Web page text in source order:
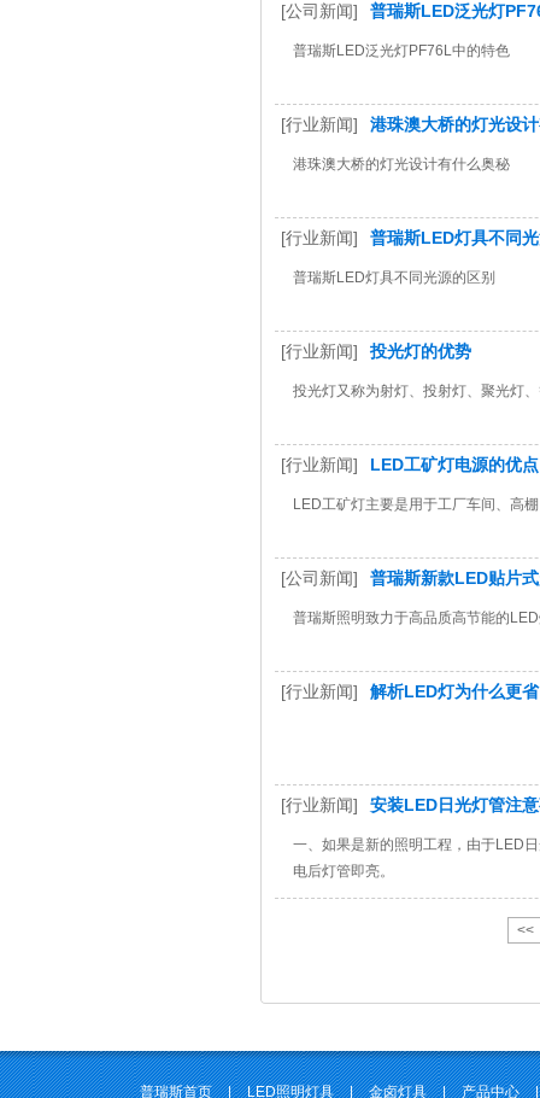
[公司新闻] 普瑞斯LED泛光灯
普瑞斯LED泛光灯PF76L中的特色
[行业新闻] 港珠澳大桥的灯光设
港珠澳大桥的灯光设计有什么奥秘
[行业新闻] 普瑞斯LED灯具不同
普瑞斯LED灯具不同光源的区别
[行业新闻] 投光灯的优势
投光灯又称为射灯、投射灯、聚光灯
[行业新闻] LED工矿灯电源的优点
LED工矿灯主要是用于工厂车间、高
[公司新闻] 普瑞斯新款LED贴片
普瑞斯照明致力于高品质高节能的
[行业新闻] 解析LED灯为什么更
[行业新闻] 安装LED日光灯管注
一、如果是新的照明工程，由于LED
电后灯管即亮。
<<
普瑞斯首页 | LED照明灯具 | 金卤灯具 | 产品中心 |